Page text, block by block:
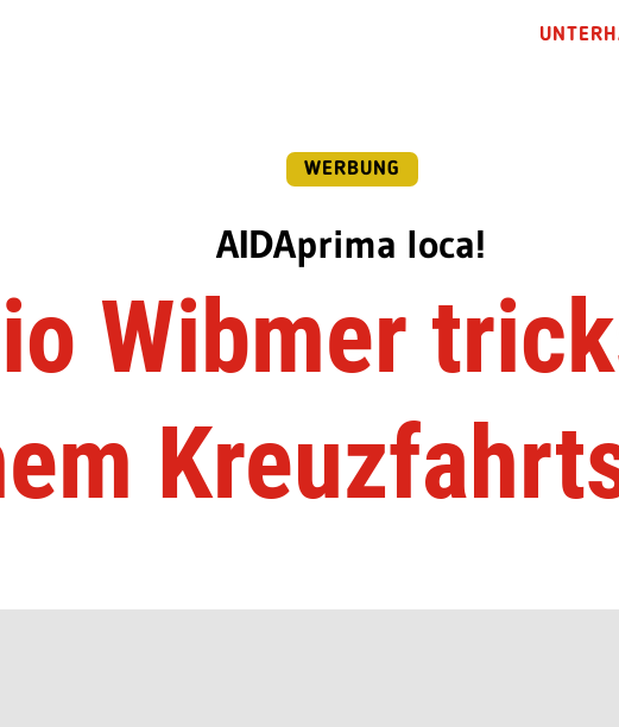
WERBUNG
AIDAprima loca!
Wibmer